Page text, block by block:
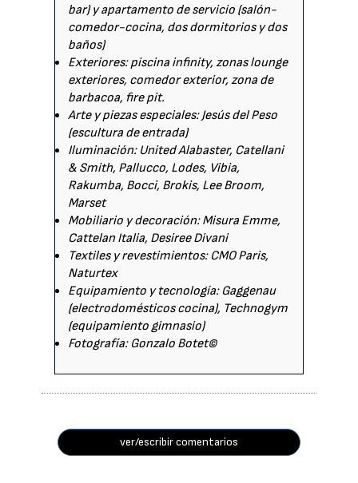
bar) y apartamento de servicio (salón-
comedor-cocina, dos dormitorios y dos
baños)
Exteriores: piscina infinity, zonas lounge
exteriores, comedor exterior, zona de
barbacoa, fire pit.
Arte y piezas especiales: Jesús del Peso
(escultura de entrada)
Iluminación: United Alabaster, Catellani
& Smith, Pallucco, Lodes, Vibia,
Rakumba, Bocci, Brokis, Lee Broom,
Marset
Mobiliario y decoración: Misura Emme,
Cattelan Italia, Desiree Divani
Textiles y revestimientos: CMO Paris,
Naturtex
Equipamiento y tecnología: Gaggenau
(electrodomésticos cocina), Technogym
(equipamiento gimnasio)
Fotografía: Gonzalo Botet©
ver/escribir comentarios